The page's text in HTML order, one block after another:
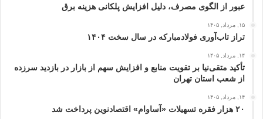
عبور از الگوی مصرف، دلیل افزایش پلکانی هزینه برق
۱۵, مرداد, ۱۴۰۵
تراز تاب‌آوری فولادمبارکه در سال سخت ۱۴۰۴
۱۴, مرداد, ۱۴۰۵
تأکید متقی‌نیا بر تقویت منابع و افزایش سهم از بازار در بازدید سرزده
از شعب استان تهران
۱۴, مرداد, ۱۴۰۵
۲۰ هزار فقره تسهیلات «آساوام» اقتصادنوین پرداخت شد